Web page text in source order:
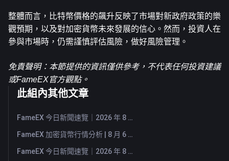
整體而言，比特幣價格的飆升反映了市場對新政府政策的樂
觀預期，以及對加密貨幣未來發展的信心。然而，投資人在
參與市場時，仍需謹慎評估風險，做好風險管理。
免責聲明：本節提供的資訊僅供參考，不代表任何投資建議
或FameEX官方觀點。
此組內其他文章
FameEX 今日新聞速覽｜2026 年 8 月 7 日
FameEX 加密貨幣行情分析 | 8 月 6 日, 2026
FameEX 今日新聞速覽｜2026 年 8 月 6 日